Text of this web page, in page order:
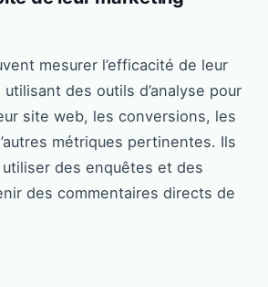
mesurer l’efficacité de leur
des outils d’analyse pour
site web, les conversions, les
métriques pertinentes. Ils
des enquêtes et des
des commentaires directs de